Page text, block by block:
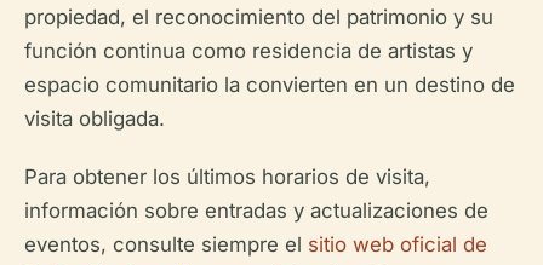
propiedad, el reconocimiento del patrimonio y su
función continua como residencia de artistas y
espacio comunitario la convierten en un destino de
visita obligada.
Para obtener los últimos horarios de visita,
información sobre entradas y actualizaciones de
eventos, consulte siempre el sitio web oficial de